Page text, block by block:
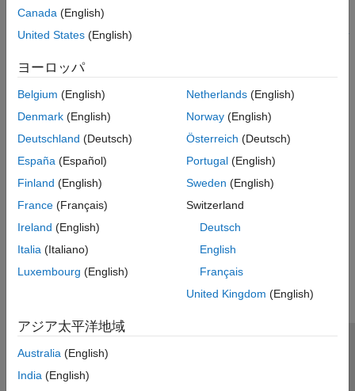
プロセスやツールを試すには、
コード置換ライブラリ開発のクイ
参考
トピック
Code You Can Replace From Simulink Models
コード置換ライブラリの要件の特定
コード置換ライブラリ開発のクイック スタート - Simulink
コード置換のカスタマイズとは
この情報は役に立ちましたか？
Canada (English)
United States (English)
ヨーロッパ
Belgium (English)
Denmark (English)
Deutschland (Deutsch)
España (Español)
Finland (English)
France (Français)
Ireland (English)
Italia (Italiano)
Luxembourg (English)
Netherlands(English)
Norway(English)
Österreich (Deutsch)
Portugal(English)
Sweden (English)
Switzerland
Deutsch
English
Français
United Kingdom (English)
アジア太平洋地域
Australia (English)
India (English)
トラストセンター
違法コピー防止